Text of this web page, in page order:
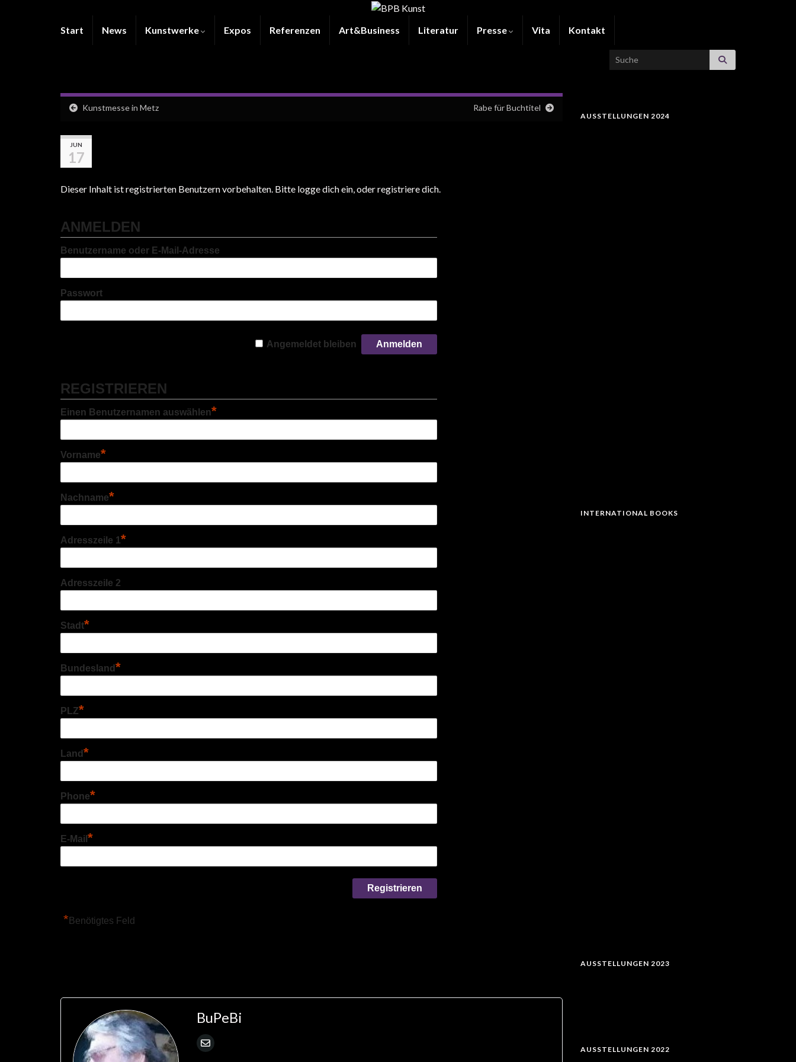
Start News Kunstwerke Expos Referenzen Art&Business Literatur Presse Vita Kontakt
Search for:
Kunstmesse in Metz Rabe für Buchtitel
JUN
17
Dieser Inhalt ist registrierten Benutzern vorbehalten. Bitte logge dich ein, oder registriere dich.
ANMELDEN
Benutzername oder E-Mail-Adresse
Passwort
Angemeldet bleiben
REGISTRIEREN
Einen Benutzernamen auswählen*
Vorname*
Nachname*
Adresszeile 1*
Adresszeile 2
Stadt*
Bundesland *
PLZ*
Land *
Phone*
E-Mail *
* Benötigtes Feld
BuPeBi
AUSSTELLUNGEN 2024
INTERNATIONAL BOOKS
AUSSTELLUNGEN 2023
AUSSTELLUNGEN 2022